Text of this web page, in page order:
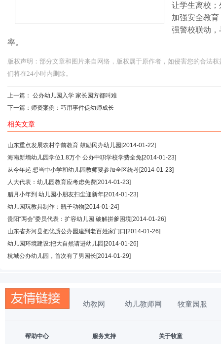
让学生离校
加强安全教
强警校联动
率。
版权声明：部分文章和图片来自网络，版权属于原作者，如侵害您的合法
们将在24小时内删除。
上一篇： 公办幼儿园入学 家长园方都叫难
下一篇： 师资案例：巧用事件促幼师成长
相关文章
山东重点发展农村学前教育 鼓励民办幼儿园 [2014-01-22]
海南新增幼儿园学位1.8万个 公办中职学校学费全免[2014-01-23]
从今年起 想当中小学和幼儿园教师要参加全区统考[2014-01-23]
人大代表：幼儿园教育应考虑免费[2014-01-23]
腊月小年到 幼儿园小朋友扫尘迎新年[2014-01-23]
幼儿园玩教具制作：瓶子动物 [2014-01-24]
贵阳“两会”委员代表：扩容幼儿园 破解拼爹困境[2014-01-26]
山东省齐河县把优质公办园建到老百姓家门口 [2014-01-26]
幼儿园环境建设:把大自然请进幼儿园 [2014-01-26]
杭城公办幼儿园，首次有了男园长 [2014-01-29]
幼教网 幼儿教师网 牧童园服
帮助中心 服务支持 关于牧童